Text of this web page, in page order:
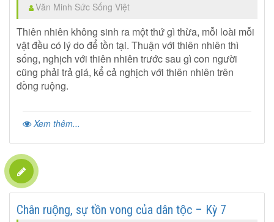
Văn Minh Sức Sống Việt
Thiên nhiên không sinh ra một thứ gì thừa, mỗi loài mỗi
vật đều có lý do để tồn tại. Thuận với thiên nhiên thì
sống, nghịch với thiên nhiên trước sau gì con người
cũng phải trả giá, kể cả nghịch với thiên nhiên trên
đồng ruộng.
Xem thêm...
Chân ruộng, sự tồn vong của dân tộc – Kỳ 7